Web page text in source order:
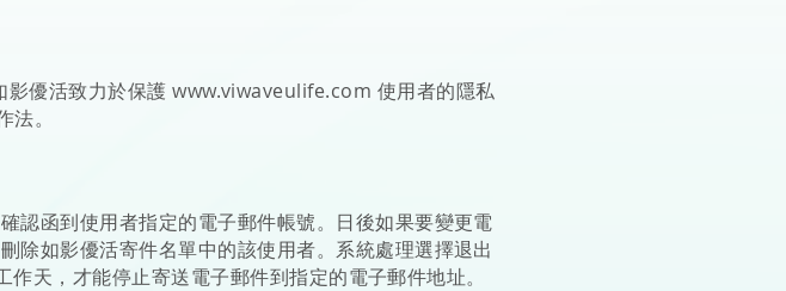
影優活致力於保護www.viwaveulife.com 使用者的隱私
法。
認函到使用者指定的電子郵件帳號。日後如果要變更電
除如影優活寄件名單中的該使用者。系統處理選擇退出
天，才能停止寄送電子郵件到指定的電子郵件地址。